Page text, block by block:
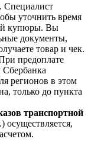
Специалист
уточнить время
купюры. Вы
документы,
товар и чек.
предоплате
Сбербанка
регионов в этом
только до пункта
транспортной
) осуществляется,